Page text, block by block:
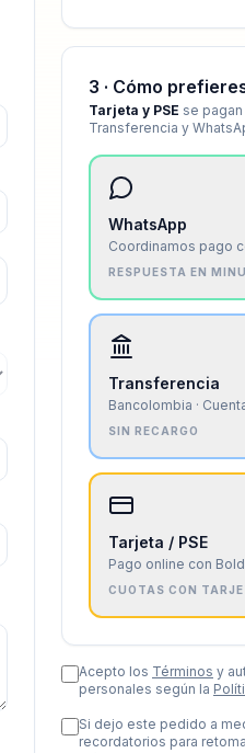
3 · Cómo
Tarjeta y PSE se
Transferencia y
WhatsApp
Coordinamos pago
RESPUESTA EN
Transferencia
Bancolombia ·
SIN RECARGO
Tarjeta / PSE
Pago online con Bold
CUOTAS CON
Acepto los Términos y
personales según la
Si dejo este pedido a
recordatorios para